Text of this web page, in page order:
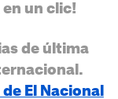
un clic!
de última
El Nacional